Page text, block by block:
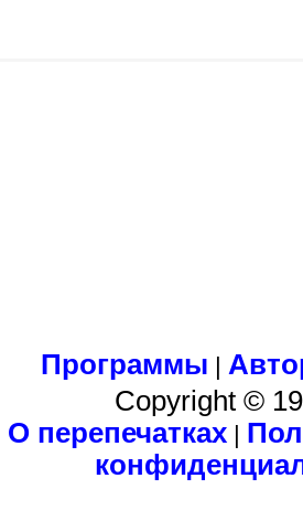
Программы |
Copyright ©
О перепечатках|